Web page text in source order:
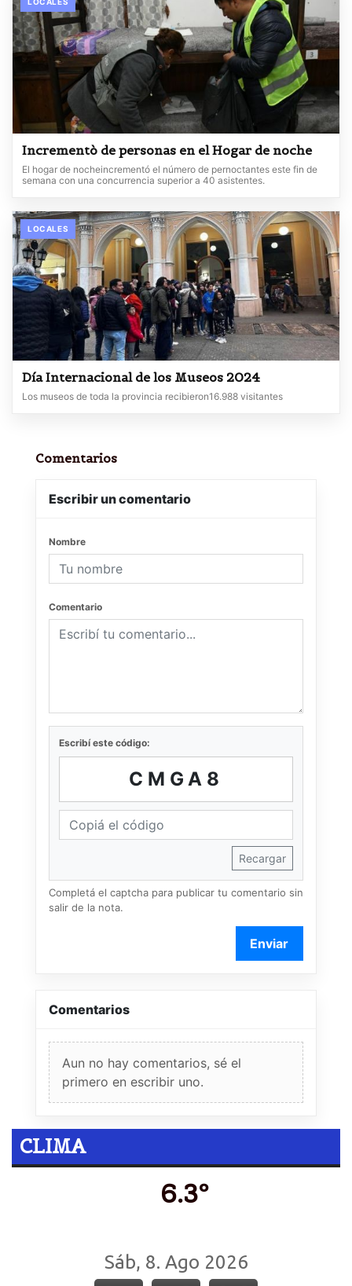
Incrementò de personas en el Hogar de noche
El hogar de nocheincrementó el número de pernoctantes este fin de
semana con una concurrencia superior a 40 asistentes.
LOCALES
Día Internacional de los Museos 2024
Los museos de toda la provincia recibieron16.988 visitantes
Comentarios
Escribir un comentario
Nombre
Comentario
Escribí este código:
CMGA8
Recargar
Completá el captcha para publicar tu comentario sin
salir de la nota.
Enviar
Comentarios
Aun no hay comentarios, sé el
primero en escribir uno.
CLIMA
6.3º